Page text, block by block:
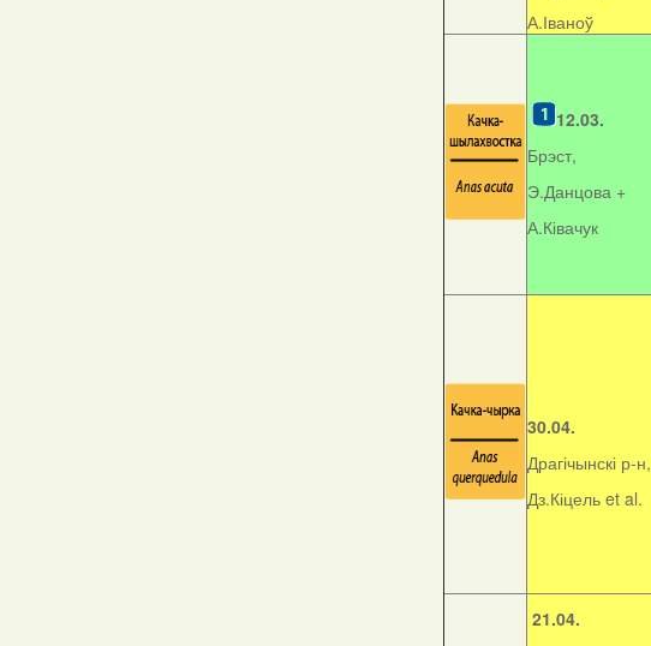
А.Іваноў
12.03.
Брэст,
Э.Данцова +
А.Ківачук
30.04.
Драгічынскі р-н,
Дз.Кіцель et al.
21.04.